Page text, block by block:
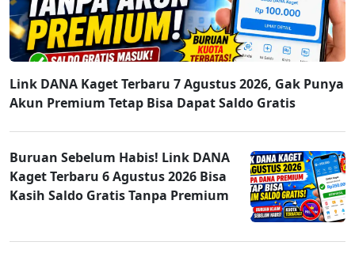
Link DANA Kaget Terbaru 7 Agustus 2026, Gak Punya
Akun Premium Tetap Bisa Dapat Saldo Gratis
Buruan Sebelum Habis! Link DANA
Kaget Terbaru 6 Agustus 2026 Bisa
Kasih Saldo Gratis Tanpa Premium